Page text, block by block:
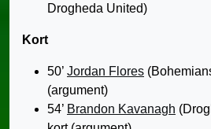
Drogheda United)
Kort
50’ Jordan Flores
(argument)
54’ Brandon Kavanagh